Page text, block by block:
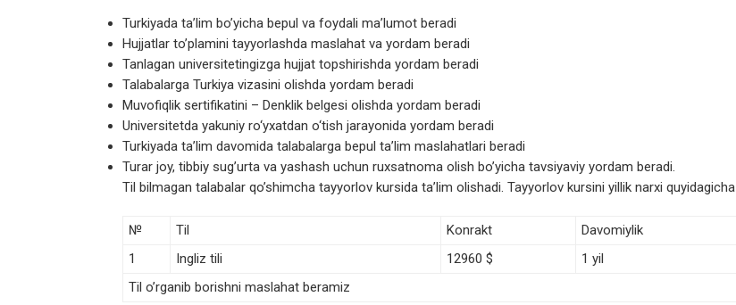
Turkiyada ta’lim bo’yicha bepul va foydali ma’lumot beradi
Hujjatlar to’plamini tayyorlashda maslahat va yordam beradi
Tanlagan universitetingizga hujjat topshirishda yordam beradi
Talabalarga Turkiya vizasini olishda yordam beradi
Muvofiqlik sertifikatini – Denklik belgesi olishda yordam beradi
Universitetda yakuniy ro‘yxatdan o‘tish jarayonida yordam beradi
Turkiyada ta’lim davomida talabalarga bepul ta’lim maslahatlari beradi
Turar joy, tibbiy sug’urta va yashash uchun ruxsatnoma olish bo’yicha tavsiyaviy yordam beradi.
Til bilmagan talabalar qo’shimcha tayyorlov kursida ta’lim olishadi. Tayyorlov kursini yillik narxi quyidagicha
№ Til Konrakt
Davomiylik
1
Ingliz tili 12960 $
1 yil
Til o’rganib borishni maslahat beramiz